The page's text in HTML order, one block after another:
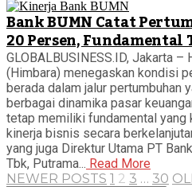
Bank BUMN Catat
20 Persen, Fundamental
GLOBALBUSINESS.ID, Jakarta
(Himbara) menegaskan kondisi
berada dalam jalur pertumbuhan
berbagai dinamika pasar
tetap memiliki fundamental yang
kinerja bisnis secara
yang juga Direktur Utama PT
Tbk, Putrama... Read More
NEWER POSTS 1 2 3 … 30